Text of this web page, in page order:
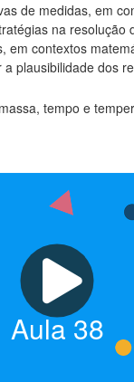
de medidas, em
na resolução
em contextos
plausibilidade dos
tempo e
Aula38